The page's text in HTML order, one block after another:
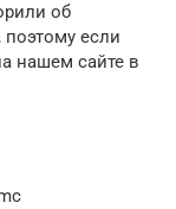
об
если
нашем сайте в